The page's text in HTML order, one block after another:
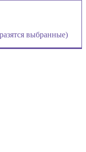
выбранные)